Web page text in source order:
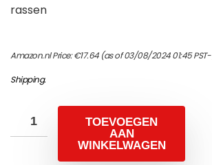
rassen
Amazon.nl Price:€17.64(as of 03/08/2024 01:45 PST-
Shipping.
TOEVOEGEN
AAN
WINKELWAGEN